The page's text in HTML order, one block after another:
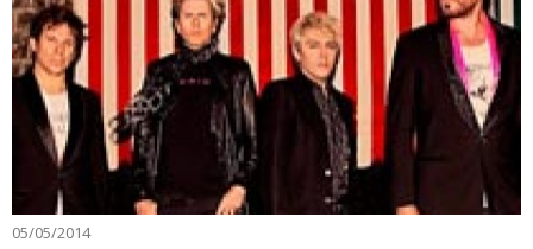
05/05/2014